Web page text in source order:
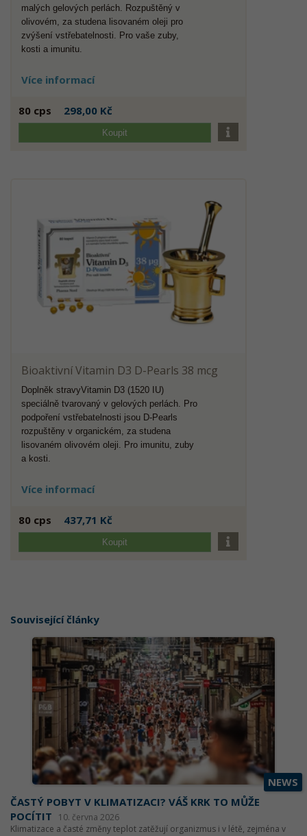
malých gelových perlách. Rozpuštěný v
olivovém, za studena lisovaném oleji pro
zvýšení vstřebatelnosti. Pro vaše zuby,
kosti a imunitu.
Více informací
80 cps 298,00 Kč
Koupit
Bioaktivní Vitamin D3 D-Pearls 38 mcg
Doplněk stravyVitamin D3 (1520 IU)
speciálně tvarovaný v gelových perlách. Pro
podpoření vstřebatelnosti jsou D-Pearls
rozpuštěny v organickém, za studena
lisovaném olivovém oleji. Pro imunitu, zuby
a kosti.
Více informací
80 cps 437,71 Kč
Koupit
Související články
NEWS
ČASTÝ POBYT V KLIMATIZACI? VÁŠ KRK TO MŮŽE
POCÍTIT
10. června 2026
Klimatizace a časté změny teplot zatěžují organizmus i v létě, zejména v